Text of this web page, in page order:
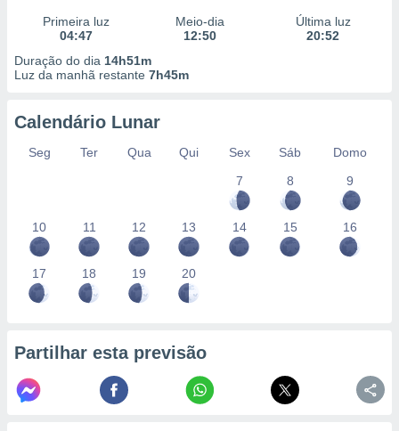
estudos
de
Primeira luz
04:47
Meio-dia
12:50
Última luz
20:52
Duração do dia 14h51m
Luz da manhã restante 7h45m
Calendário Lunar
Seg Ter Qua Qui Sex Sáb
Domo
7
8 9
10 11 12 13 14 15 16
17 18 19 20
Partilhar esta previsão